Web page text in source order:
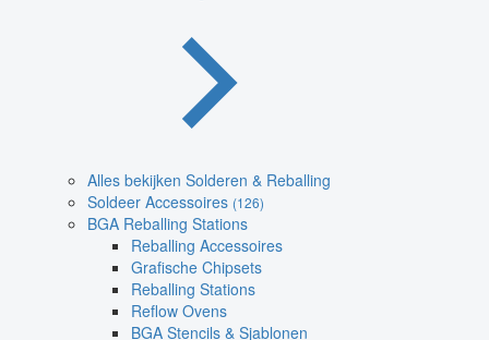
Alles bekijken Solderen & Reballing
Soldeer Accessoires (126)
BGA Reballing Stations
Reballing Accessoires
Grafische Chipsets
Reballing Stations
Reflow Ovens
BGA Stencils & Sjablonen